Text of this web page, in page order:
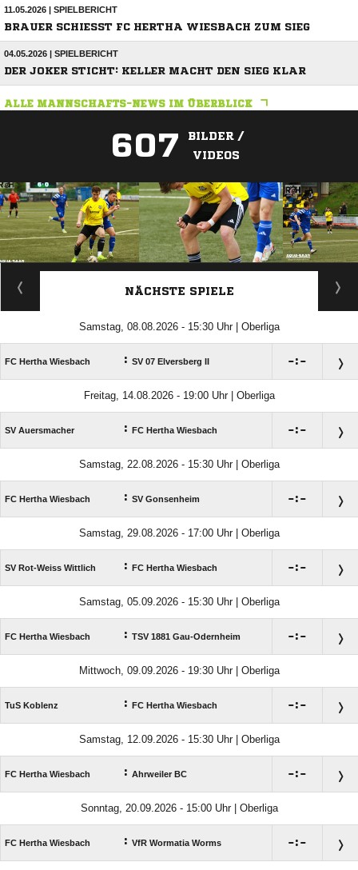
11.05.2026 | SPIELBERICHT
BRAUER SCHIESST FC HERTHA WIESBACH ZUM SIEG
04.05.2026 | SPIELBERICHT
DER JOKER STICHT: KELLER MACHT DEN SIEG KLAR
ALLE MANNSCHAFTS-NEWS IM ÜBERBLICK
607
BILDER /
VIDEOS
ANZEIGE
NÄCHSTE SPIELE
Samstag, 08.08.2026 - 15:30 Uhr | Oberliga
FC Hertha Wiesbach : SV 07 Elversberg II :
Freitag, 14.08.2026 - 19:00 Uhr | Oberliga
SV Auersmacher : FC Hertha Wiesbach :
Samstag, 22.08.2026 - 15:30 Uhr | Oberliga
FC Hertha Wiesbach : SV Gonsenheim :
Samstag, 29.08.2026 - 17:00 Uhr | Oberliga
SV Rot-Weiss Wittlich : FC Hertha Wiesbach :
Samstag, 05.09.2026 - 15:30 Uhr | Oberliga
FC Hertha Wiesbach : TSV 1881 Gau-Odernheim :
Mittwoch, 09.09.2026 - 19:30 Uhr | Oberliga
TuS Koblenz : FC Hertha Wiesbach :
Samstag, 12.09.2026 - 15:30 Uhr | Oberliga
FC Hertha Wiesbach : Ahrweiler BC :
Sonntag, 20.09.2026 - 15:00 Uhr | Oberliga
FC Hertha Wiesbach : VfR Wormatia Worms :